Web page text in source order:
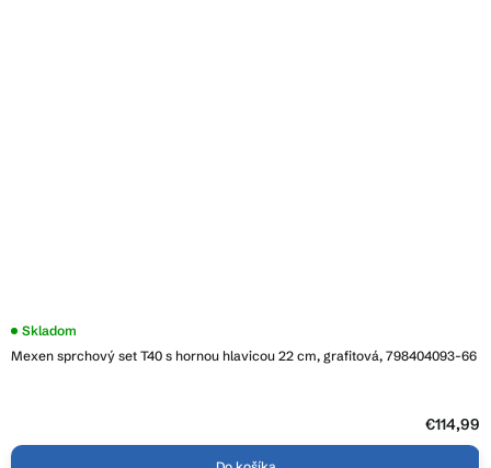
Mexen sprchový set T40 s hornou hlavicou 22 cm, grafitová, 798404093-66
Skladom
€114,99